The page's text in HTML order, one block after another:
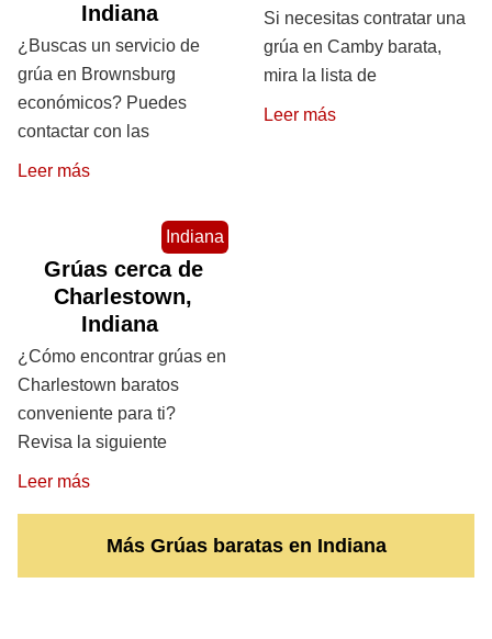
Indiana
¿Buscas un servicio de
grúa en Brownsburg
económicos? Puedes
contactar con las
Leer más
Si necesitas contratar una
grúa en Camby barata,
mira la lista de
Leer más
Indiana
Grúas cerca de
Charlestown,
Indiana
¿Cómo encontrar grúas en
Charlestown baratos
conveniente para ti?
Revisa la siguiente
Leer más
Más Grúas baratas en Indiana